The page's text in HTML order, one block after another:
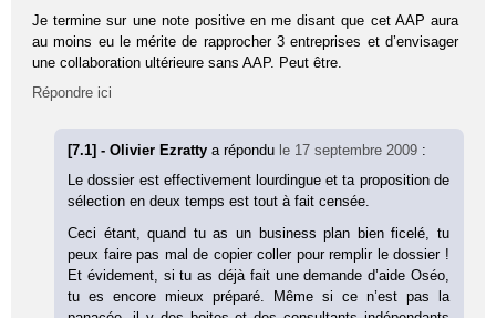
Je termine sur une note positive en me disant que cet AAP aura
au moins eu le mérite de rapprocher 3 entreprises et d’envisager
une collaboration ultérieure sans AAP. Peut être.
Répondre ici
[7.1] - Olivier Ezrattya répondu le 17 septembre 2009 :
Le dossier est effectivement lourdingue et ta proposition de
sélection en deux temps est tout à fait censée.
Ceci étant, quand tu as un business plan bien ficelé, tu
peux faire pas mal de copier coller pour remplir le dossier !
Et évidement, si tu as déjà fait une demande d’aide Oséo,
tu es encore mieux préparé. Même si ce n’est pas la